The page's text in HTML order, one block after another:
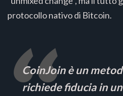
protocollo nativo di Bitcoin.
CoinJoinè un
richiede fiducia in